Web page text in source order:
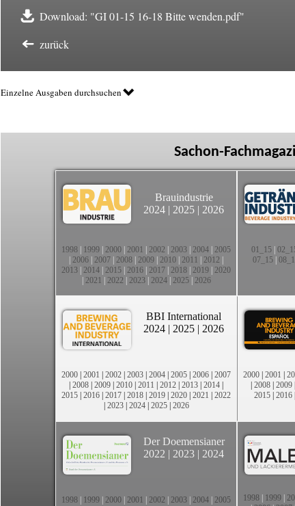
Download: "GI 01-15 16-18 Bitte wenden.pdf"
zurück
Einzelne Ausgaben durchsuchen
Sachon-
Brauindustrie
2024 | 2025 | 2026
1998 1999 2000 2001 2002 2003 2004 2005
2006 2007 2008 2009 2010 2011 2012
2013 2014 2015 2016 2017 2018 2019 2020
2021 2022 2023| 2024| 2025| 2026
01_15|
07_15
BBI International
2024 | 2025 | 2026
2000 | 2001 | 2002 | 2003 | 2004 | 2005 | 2006 | 2007
| 2008 | 2009 | 2010 | 2011 | 2012 | 2013 | 2014 |
2015 | 2016 | 2017 | 2018 | 2019 | 2020 | 2021 | 2022
| 2023| 2024| 2025| 2026
2000 | 2001 |
| 2008 | 2009
2015 | 2016
Der Doemensianer
2022 | 2023 | 2024
1998 1999 2000 2001 2002 2003 2004 2005
1998 1999